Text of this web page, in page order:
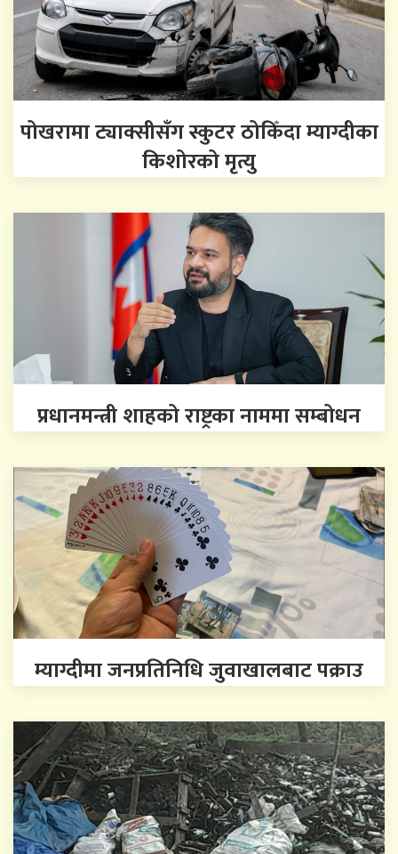
पोखरामा ट्याक्सीसँग स्कुटर ठोकिँदा म्याग्दीका
किशोरको मृत्यु
प्रधानमन्त्री शाहको राष्ट्रका नाममा सम्बोधन
म्याग्दीमा जनप्रतिनिधि जुवाखालबाट पक्राउ